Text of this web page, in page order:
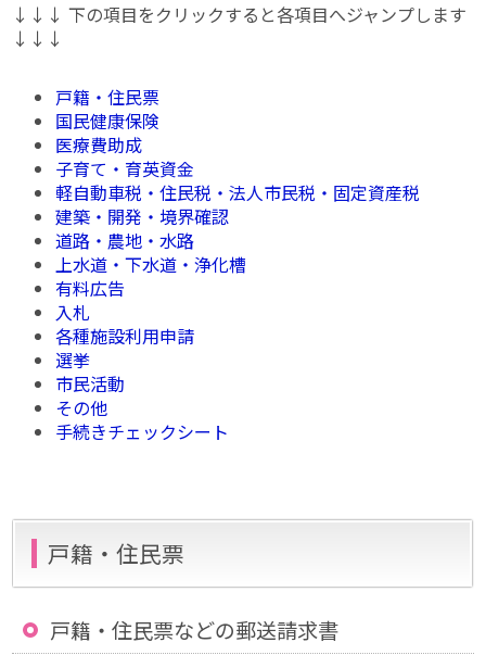
↓↓↓ 下の項目をクリックすると各項目へジャンプします
↓↓↓
戸籍・住民票
国民健康保険
医療費助成
子育て・育英資金
軽自動車税・住民税・法人市民税・固定資産税
建築・開発・境界確認
道路・農地・水路
上水道・下水道・浄化槽
有料広告
入札
各種施設利用申請
選挙
市民活動
その他
手続きチェックシート
戸籍・住民票
戸籍・住民票などの郵送請求書